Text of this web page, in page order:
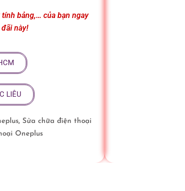
bảng,… của bạn ngay
này!
LIÊU
, Sửa chữa điện thoại
Oneplus